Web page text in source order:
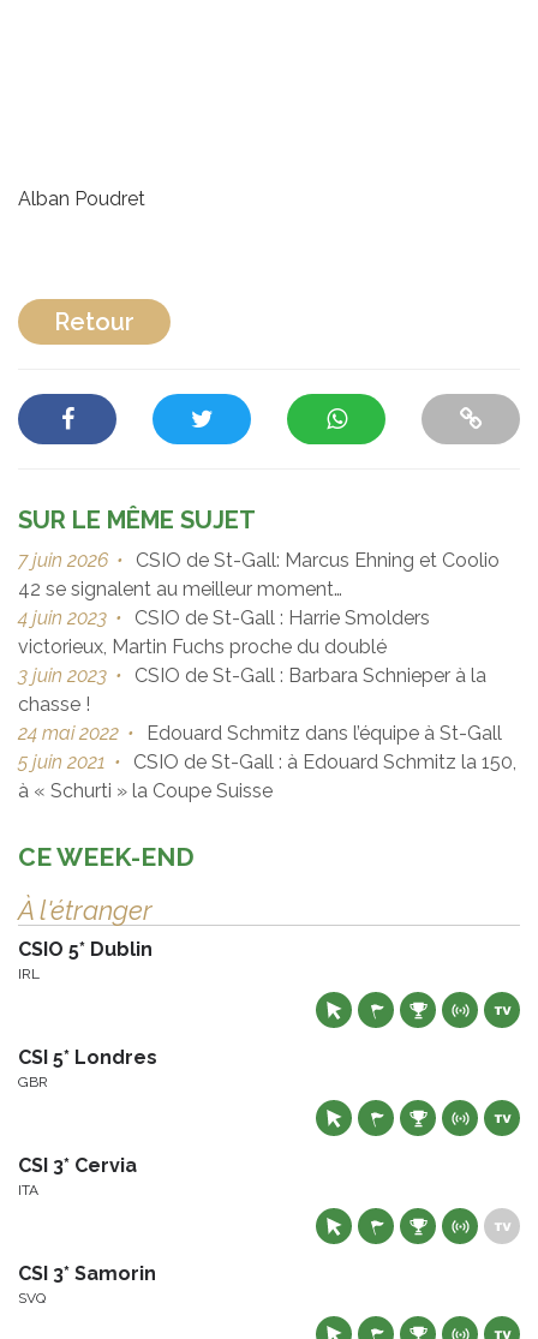
Alban Poudret
Retour
SUR LE MÊME SUJET
7 juin 2026 •
CSIO de St-Gall: Marcus Ehning et Coolio
42 se signalent au meilleur moment…
4 juin 2023 •
CSIO de St-Gall : Harrie Smolders
victorieux, Martin Fuchs proche du doublé
3 juin 2023 •
CSIO de St-Gall : Barbara Schnieper à la
chasse !
24 mai 2022 •
Edouard Schmitz dans l’équipe à St-Gall
5 juin 2021 •
CSIO de St-Gall : à Edouard Schmitz la 150,
à « Schurti » la Coupe Suisse
CE WEEK-END
À l'étranger
CSIO 5* Dublin
IRL
CSI 5* Londres
GBR
CSI 3* Cervia
ITA
CSI 3* Samorin
SVQ